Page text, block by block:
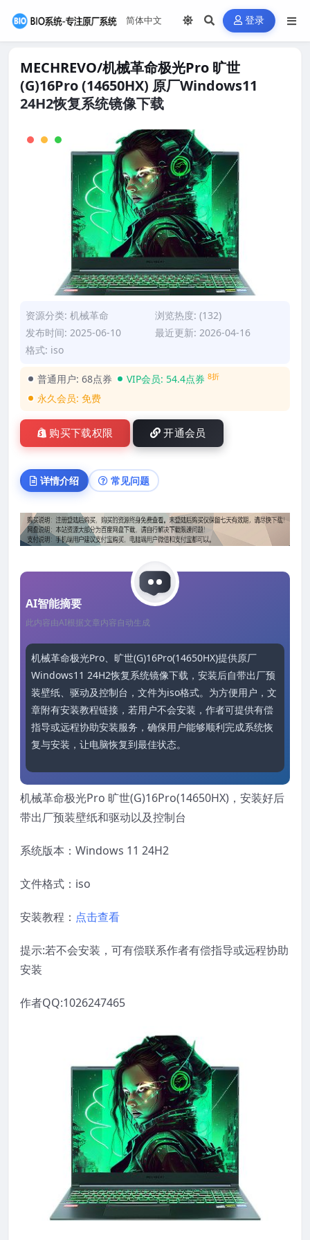
登录
MECHREVO/机械革命极光Pro 旷世
(G)16Pro (14650HX) 原厂Windows11
24H2恢复系统镜像下载
资源分类: 机械革命
浏览热度: (132)
发布时间: 2025-06-10
最近更新: 2026-04-16
格式: iso
普通用户: 68点券 VIP会员: 54.4点券 8折
永久会员: 免费
购买下载权限 开通会员
详情介绍 常见问题
AI智能摘要
此内容由AI根据文章内容自动生成
机械革命极光Pro、旷世(G)16Pro(14650HX)提供原厂
Windows11 24H2恢复系统镜像下载，安装后自带出厂预
装壁纸、驱动及控制台，文件为iso格式。为方便用户，文
章附有安装教程链接，若用户不会安装，作者可提供有偿
指导或远程协助安装服务，确保用户能够顺利完成系统恢
复与安装，让电脑恢复到最佳状态。
机械革命极光Pro 旷世(G)16Pro(14650HX)，安装好后
带出厂预装壁纸和驱动以及控制台
系统版本：Windows 11 24H2
文件格式：iso
安装教程： 点击查看
提示:若不会安装，可有偿联系作者有偿指导或远程协助
安装
作者QQ:1026247465